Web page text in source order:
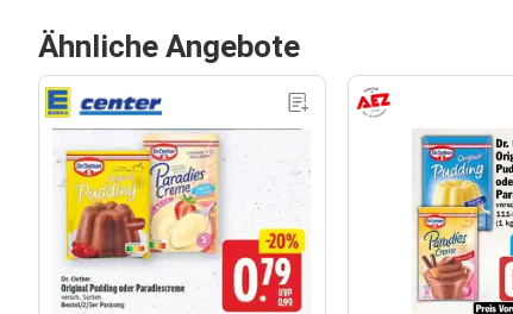
Ähnliche Angebote